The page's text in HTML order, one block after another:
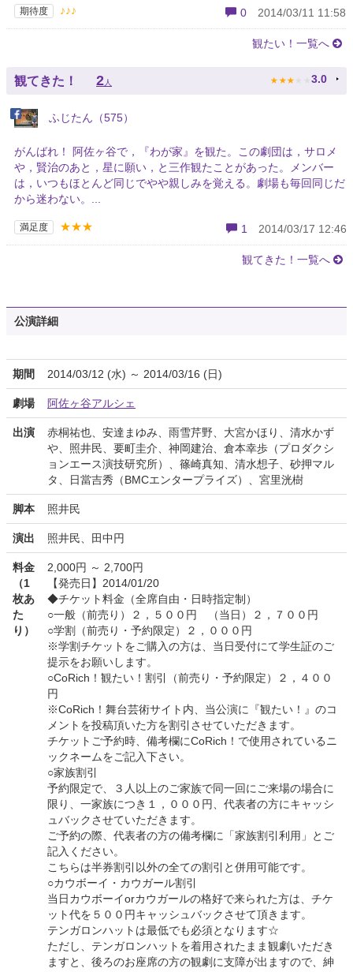
期待度 ♪♪♪ 0 2014/03/11 11:58
観たい！一覧へ
観てきた！ 2 人 ★ ★ ★ ★ ★ 3.0
ふじたん（575）
がんばれ！ 阿佐ヶ谷で，『わが家』を観た。この劇団は，サロメ
や，賢治のあと，星に願い，と三作観たことがあった。メンバー
は，いつもほとんど同じでやや親しみを覚える。劇場も毎回同じだ
から迷わない。...
満足度 ★★★ 1 2014/03/17 12:46
観てきた！一覧へ
公演詳細
期間 2014/03/12 (水) ～ 2014/03/16 (日)
劇場 阿佐ヶ谷アルシェ
出演
赤桐祐也、安達まゆみ、雨雪芹野、大宮かほり、清水かず
や、照井民、要町圭介、神岡建治、倉本幸歩（プロダクシ
ョンエース演技研究所）、篠崎真知、清水想子、砂押マル
タ、日當吉秀（BMCエンタープライズ）、宮里洸樹
脚本 照井民
演出 照井民、田中円
料金
（1
枚あ
た
り）
2,000円 ～ 2,700円
【発売日】2014/01/20
◆チケット料金（全席自由・日時指定制）
○一般（前売り）２，５００円 （当日）２，７００円
○学割（前売り・予約限定）２，０００円
※学割チケットをご購入の方は、当日受付にて学生証のご
提示をお願いします。
○CoRich！観たい！割引（前売り・予約限定）２，４００
円
※CoRich！舞台芸術サイト内、当公演に『観たい！』のコ
メントを投稿頂いた方を割引させていただきます。
チケットご予約時、備考欄にCoRich！で使用されているニ
ックネームをご記入下さい。
○家族割引
予約限定で、３人以上のご家族で同一回にご来場の場合に
限り、一家族につき１，０００円、代表者の方にキャッシ
ュバックさせていただきます。
ご予約の際、代表者の方の備考欄に「家族割引利用」とご
記入ください。
こちらは半券割引以外の全ての割引と併用可能です。
○カウボーイ・カウガール割引
当日カウボーイorカウガールの格好で来られた方は、チケ
ット代を５００円キャッシュバックさせて頂きます。
テンガロンハットは最低でも必須となります☆
ただし、テンガロンハットを着用されたまま観劇いただき
ますと、後ろのお座席の方の観劇に支障が出ますので、紳